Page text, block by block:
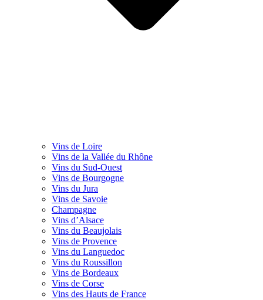
Vins de Loire
Vins de la Vallée du Rhône
Vins du Sud-Ouest
Vins de Bourgogne
Vins du Jura
Vins de Savoie
Champagne
Vins d’Alsace
Vins du Beaujolais
Vins de Provence
Vins du Languedoc
Vins du Roussillon
Vins de Bordeaux
Vins de Corse
Vins des Hauts de France